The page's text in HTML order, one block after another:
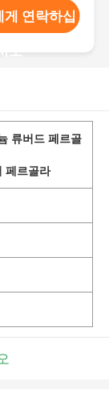
게 연락하십
오
류버드 페르골
페르골라